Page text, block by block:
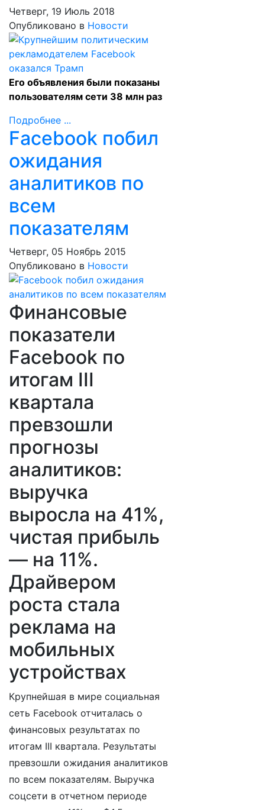
Четверг, 19 Июль 2018
Опубликовано в Новости
Его объявления были показаны
пользователям сети 38 млн раз
Подробнее ...
​Facebook побил
ожидания
аналитиков по
всем
показателям
Четверг, 05 Ноябрь 2015
Опубликовано в Новости
Финансовые
показатели
Facebook по
итогам III
квартала
превзошли
прогнозы
аналитиков:
выручка
выросла на 41%,
чистая прибыль
— на 11%.
Драйвером
роста стала
реклама на
мобильных
устройствах
Крупнейшая в мире социальная
сеть Facebook отчиталась о
финансовых результатах по
итогам III квартала. Результаты
превзошли ожидания аналитиков
по всем показателям. Выручка
соцсети в отчетном периоде